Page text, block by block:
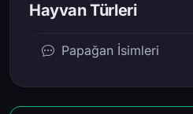
Hayvan Türleri
Papağan İsimleri